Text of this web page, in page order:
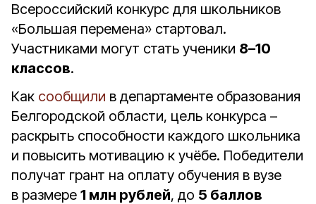
Всероссийский конкурс для школьников
«Большая перемена» стартовал.
Участниками могут стать ученики 8–10
классов.
Как сообщили в департаменте образования
Белгородской области, цель конкурса –
раскрыть способности каждого школьника
и повысить мотивацию к учёбе. Победители
получат грант на оплату обучения в вузе
в размере 1 млн рублей, до 5 баллов